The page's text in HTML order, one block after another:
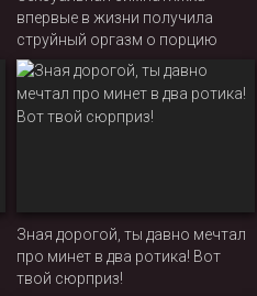
впервые в жизни получила
струйный оргазм о порцию
густой спермы на смазливое
личико и в ротик
Зная дорогой, ты давно мечтал
про минет в два ротика! Вот
твой сюрприз!